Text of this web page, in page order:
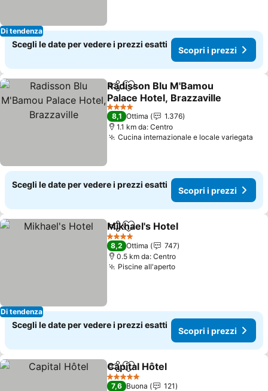
Di tendenza
Scegli le date per vedere i prezzi esatti
Scopri i prezzi
CondividiAggiungi ai preferiti
Radisson Blu M'Bamou
Palace Hotel, Brazzaville
4 Stelle
8,1 Ottima
1.376
1.1 km da: Centro
Cucina internazionale e locale variegata
Scegli le date per vedere i prezzi esatti
Scopri i prezzi
Di tendenza
CondividiAggiungi ai preferiti
Mikhael's Hotel
4 Stelle
8,2 Ottima
747
0.5 km da: Centro
Piscine all'aperto
Scegli le date per vedere i prezzi esatti
Scopri i prezzi
CondividiAggiungi ai preferiti
Capital Hôtel
5 Stelle
7,6 Buona
121